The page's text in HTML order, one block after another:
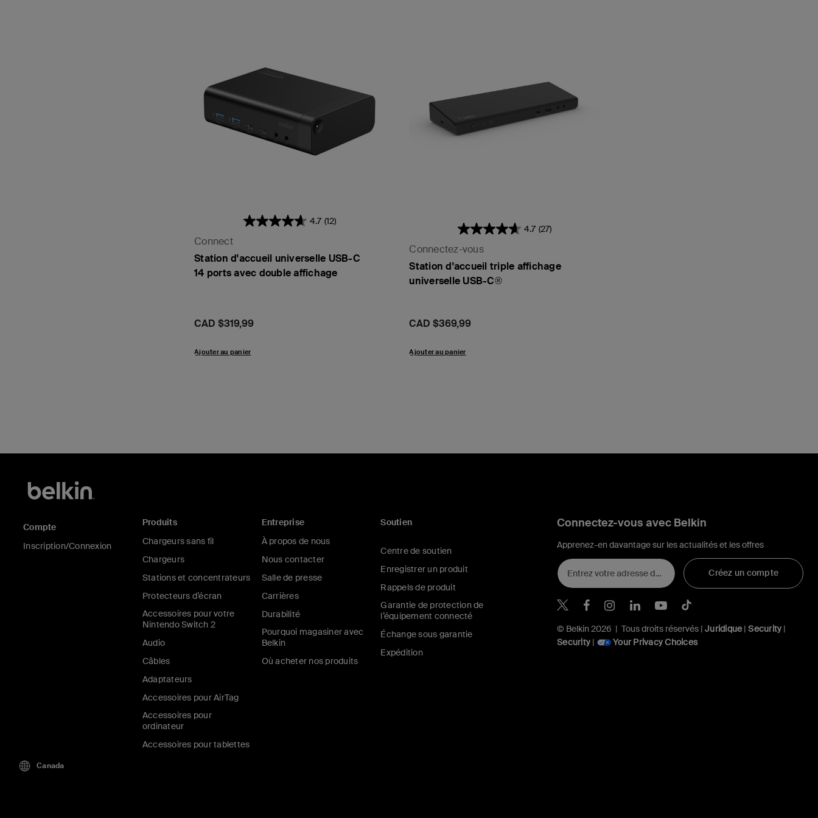
4.7 (12)
Connect
Station d'accueil universelle USB-C
14 ports avec double affichage
Prix:
CAD $319,99
Ajouter au panier
4.7 (27)
Connectez-vous
Station d'accueil triple affichage
universelle USB-C®
Prix:
CAD $369,99
Ajouter au panier
Compte
Inscription/Connexion
Produits
Chargeurs sans fil
Chargeurs
Stations et concentrateurs
Protecteurs d’écran
Accessoires pour votre
Nintendo Switch 2
Audio
Câbles
Adaptateurs
Accessoires pour AirTag
Accessoires pour
ordinateur
Accessoires pour tablettes
Entreprise
À propos de nous
Nous contacter
Salle de presse
Carrières
Durabilité
Pourquoi magasiner avec
Belkin
Où acheter nos produits
Soutien
Centre de soutien
Enregistrer un produit
Rappels de produit
Garantie de protection de
l’équipement connecté
Échange sous garantie
Expédition
Connectez-vous avec Belkin
Apprenez-en davantage sur les actualités et les offres
Créez un compte
Belkin Twitter
Belkin Facebook
Belkin Instagram
Belkin LinkedIn
Belkin Youtube
Belkin TikTok
© Belkin 2026 | Tous droits réservés |Juridique|Security |
Security | Your Privacy Choices
Canada